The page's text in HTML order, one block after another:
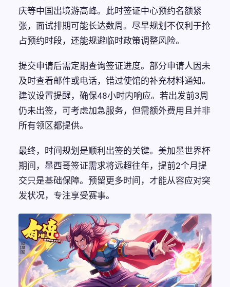
庆等中国出境游高峰。此时签证中心预约名额紧
张，面试排期可能长达数周。尽早规划不仅利于抢
占预约时段，还能规避临时政策调整风险。
提交申请后需定期查询签证进度。部分申请人因未
及时查看邮件或电话，错过使馆的补充材料通知。
建议设置提醒，确保48小时内响应。若出发前3周
仍未出签，可考虑加急服务，但需额外费用且并非
所有领区都提供。
最终，时间规划是顺利出签的关键。美加墨世界杯
期间，墨西哥签证需求将远超往年，提前2个月提
交只是基础保障。预留更多时间，才能从容应对突
发状况，专注享受赛事。